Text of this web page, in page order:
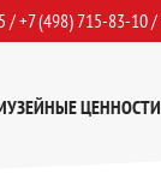
/+7 (498) 715-83-10/
ЦЕННОСТИ